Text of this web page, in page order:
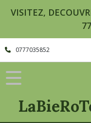
VISITEZ,
0777035852